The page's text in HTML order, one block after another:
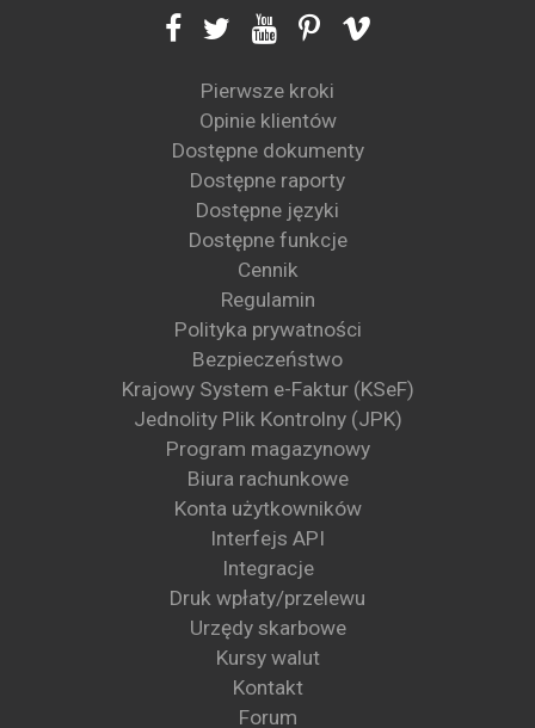
Pierwsze kroki
Opinie klientów
Dostępne dokumenty
Dostępne raporty
Dostępne języki
Dostępne funkcje
Cennik
Regulamin
Polityka prywatności
Bezpieczeństwo
Krajowy System e-Faktur (KSeF)
Jednolity Plik Kontrolny (JPK)
Program magazynowy
Biura rachunkowe
Konta użytkowników
Interfejs API
Integracje
Druk wpłaty/przelewu
Urzędy skarbowe
Kursy walut
Kontakt
Forum